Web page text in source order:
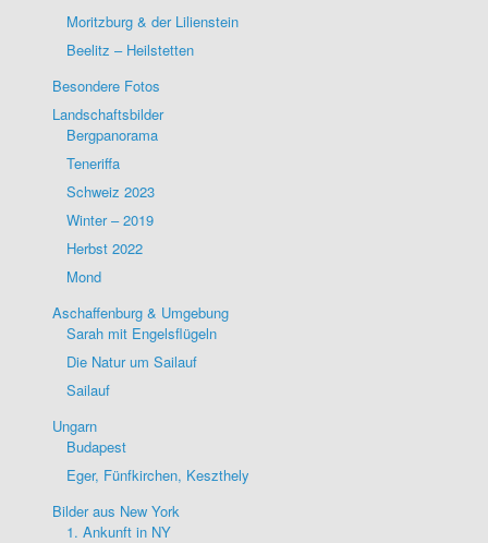
Moritzburg & der Lilienstein
Beelitz – Heilstetten
Besondere Fotos
Landschaftsbilder
Bergpanorama
Teneriffa
Schweiz 2023
Winter – 2019
Herbst 2022
Mond
Aschaffenburg & Umgebung
Sarah mit Engelsflügeln
Die Natur um Sailauf
Sailauf
Ungarn
Budapest
Eger, Fünfkirchen, Keszthely
Bilder aus New York
1. Ankunft in NY